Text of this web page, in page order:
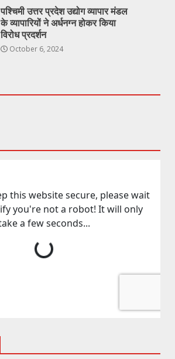
पश्चिमी उत्तर प्रदेश उद्योग व्यापार मंडल
के व्यापारियों ने अर्धनग्न होकर किया
विरोध प्रदर्शन
October 6, 2024